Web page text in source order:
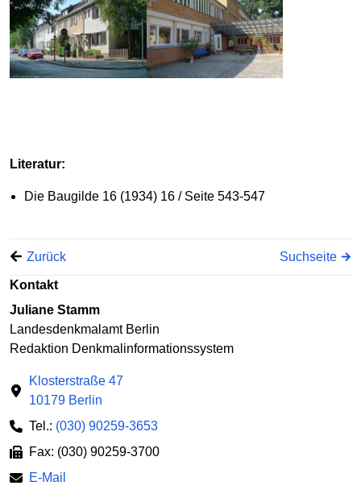
Literatur:
Die Baugilde 16 (1934) 16 / Seite 543-547
Zurück Suchseite
Kontakt
Juliane Stamm
Landesdenkmalamt Berlin
Redaktion Denkmalinformationssystem
Klosterstraße 47
10179 Berlin
Tel.: (030) 90259-3653
Fax: (030) 90259-3700
E-Mail